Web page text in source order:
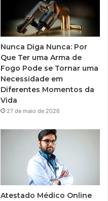
Nunca Diga Nunca: Por
Que Ter uma Arma de
Fogo Pode se Tornar uma
Necessidade em
Diferentes Momentos da
Vida
27 de maio de 2026
Atestado Médico Online